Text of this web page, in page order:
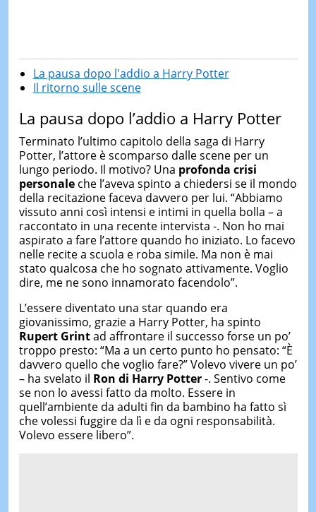
La pausa dopo l'addio a Harry Potter
Il ritorno sulle scene
La pausa dopo l’addio a Harry Potter
Terminato l’ultimo capitolo della saga di Harry
Potter, l’attore è scomparso dalle scene per un
lungo periodo. Il motivo? Una profonda crisi
personaleche l’aveva spinto a chiedersi se il mondo
della recitazione faceva davvero per lui. “Abbiamo
vissuto anni così intensi e intimi in quella bolla – a
raccontato in una recente intervista -. Non ho mai
aspirato a fare l’attore quando ho iniziato. Lo facevo
nelle recite a scuola e roba simile. Ma non è mai
stato qualcosa che ho sognato attivamente. Voglio
dire, me ne sono innamorato facendolo”.
L’essere diventato una star quando era
giovanissimo, grazie a Harry Potter, ha spinto
Rupert Grintad affrontare il successo forse un po’
troppo presto: “Ma a un certo punto ho pensato: “È
davvero quello che voglio fare?” Volevo vivere un po’
– ha svelato il Ron di Harry Potter-. Sentivo come
se non lo avessi fatto da molto. Essere in
quell’ambiente da adulti fin da bambino ha fatto sì
che volessi fuggire da lì e da ogni responsabilità.
Volevo essere libero”.